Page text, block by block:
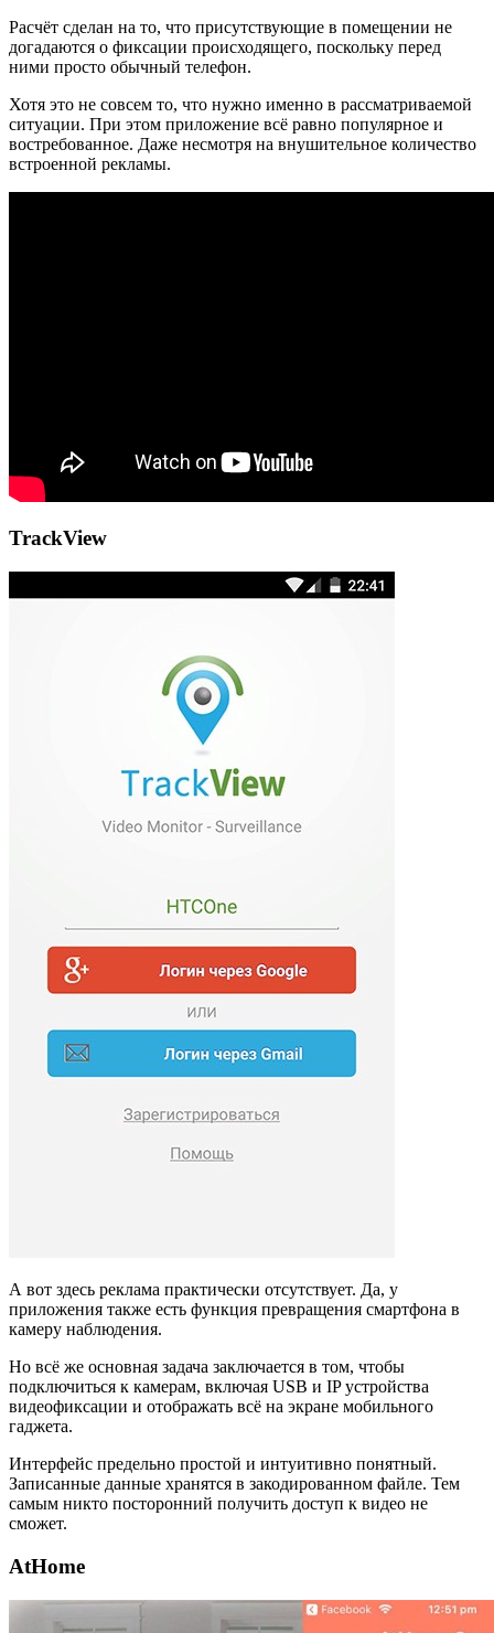
Расчёт сделан на то, что присутствующие в помещении не
догадаются о фиксации происходящего, поскольку перед
ними просто обычный телефон.
Хотя это не совсем то, что нужно именно в рассматриваемой
ситуации. При этом приложение всё равно популярное и
востребованное. Даже несмотря на внушительное количество
встроенной рекламы.
TrackView
А вот здесь реклама практически отсутствует. Да, у
приложения также есть функция превращения смартфона в
камеру наблюдения.
Но всё же основная задача заключается в том, чтобы
подключиться к камерам, включая USB и IP устройства
видеофиксации и отображать всё на экране мобильного
гаджета.
Интерфейс предельно простой и интуитивно понятный.
Записанные данные хранятся в закодированном файле. Тем
самым никто посторонний получить доступ к видео не
сможет.
AtHome